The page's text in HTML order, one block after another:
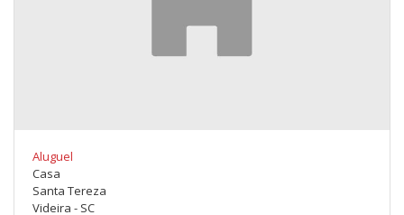
Aluguel
Casa
Santa Tereza
Videira - SC